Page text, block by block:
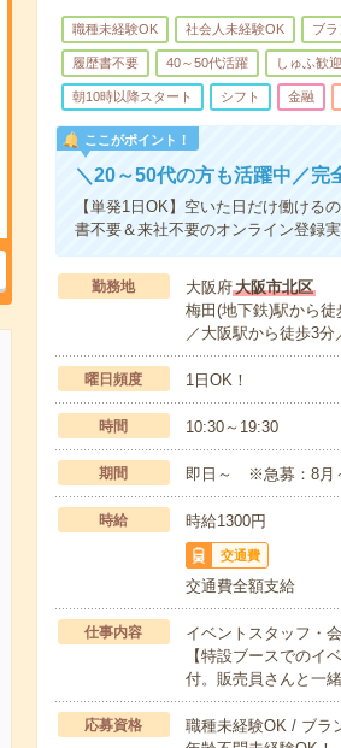
職種未経験OK 社会人未経験OK ブ
履歴書不要 40～50代活躍 しゅふ歓迎
朝10時以降スタート シフト 金融
ここがポイント！
＼20～50代の方も活躍中／完
【単発1日OK】空いた日だけ働ける
書不要＆来社不要のオンライン登録実
勤務地 大阪府大阪市北区
梅田(地下鉄)駅から
／大阪駅から徒歩3
曜日頻度 1日OK！
時間 10:30～19:30
期間 即日～ ※急募：8月
時給 時給1300円
交通費
交通費全額支給
仕事内容
イベントスタッフ・
【特設ブースでのイ
付。販売員さんと一
応募資格
職種未経験OK / ブラ